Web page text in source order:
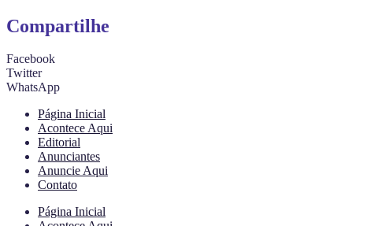
Compartilhe
Facebook
Twitter
WhatsApp
Página Inicial
Acontece Aqui
Editorial
Anunciantes
Anuncie Aqui
Contato
Página Inicial